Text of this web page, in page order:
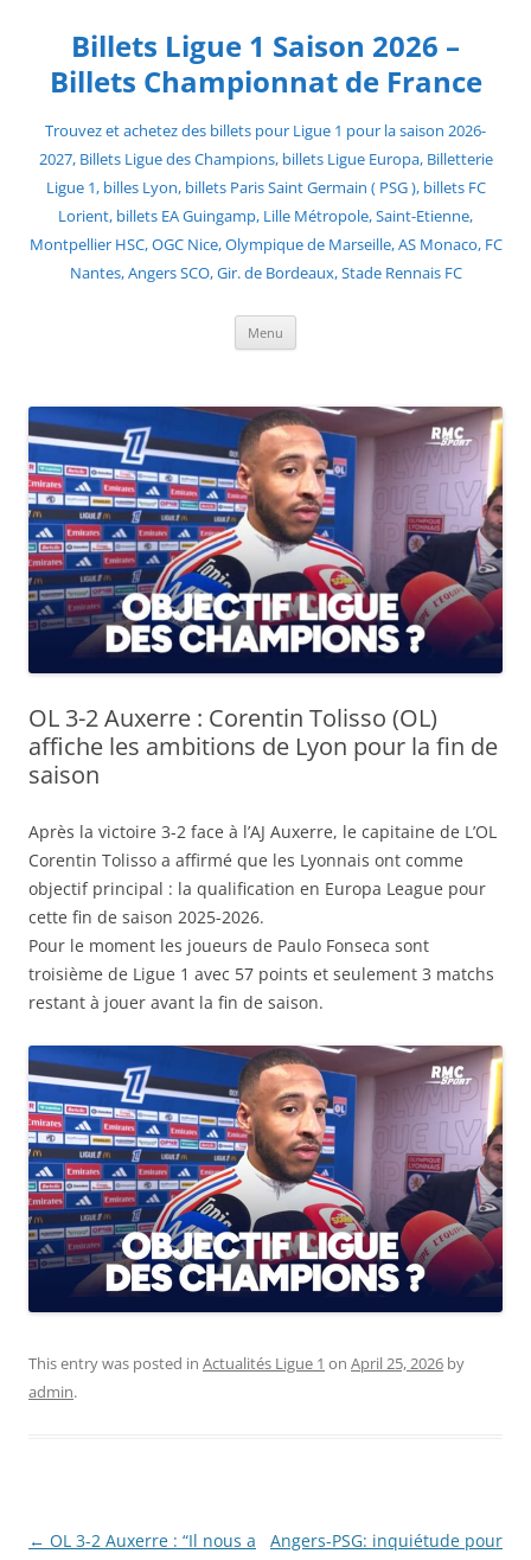
contentBillets Ligue 1 Saison 2026 –
Billets Championnat de France
Trouvez et achetez des billets pour Ligue 1 pour la saison 2026-
2027, Billets Ligue des Champions, billets Ligue Europa, Billetterie
Ligue 1, billes Lyon, billets Paris Saint Germain ( PSG ), billets FC
Lorient, billets EA Guingamp, Lille Métropole, Saint-Etienne,
Montpellier HSC, OGC Nice, Olympique de Marseille, AS Monaco, FC
Nantes, Angers SCO, Gir. de Bordeaux, Stade Rennais FC
Menu
OL 3-2 Auxerre : Corentin Tolisso (OL)
affiche les ambitions de Lyon pour la fin de
saison
Après la victoire 3-2 face à l’AJ Auxerre, le capitaine de L’OL
Corentin Tolisso a affirmé que les Lyonnais ont comme
objectif principal : la qualification en Europa League pour
cette fin de saison 2025-2026.
Pour le moment les joueurs de Paulo Fonseca sont
troisième de Ligue 1 avec 57 points et seulement 3 matchs
restant à jouer avant la fin de saison.
This entry was posted in Actualités Ligue 1 on April 25, 2026 by
admin.
Post
← OL 3-2 Auxerre : “Il nous a
Angers-PSG: inquiétude pour